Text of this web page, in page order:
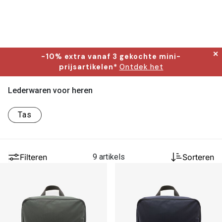
-10% extra vanaf 3 gekochte mini-
prijsartikelen* Ontdek het
✕
Lederwaren voor heren
Tas
Filteren 9 artikels Sorteren